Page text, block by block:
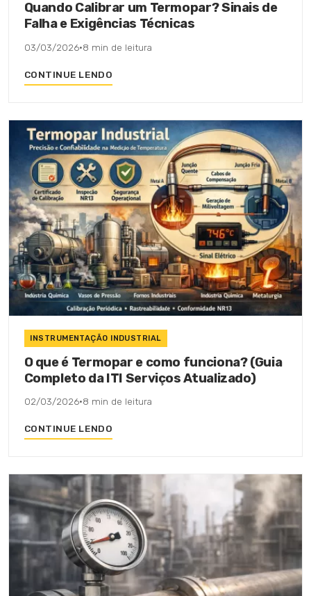
Quando Calibrar um Termopar? Sinais de
Falha e Exigências Técnicas
03/03/2026·8 min de leitura
CONTINUE LENDO
INSTRUMENTAÇÃO INDUSTRIAL
O que é Termopar e como funciona? (Guia
Completo da ITI Serviços Atualizado)
02/03/2026·8 min de leitura
CONTINUE LENDO